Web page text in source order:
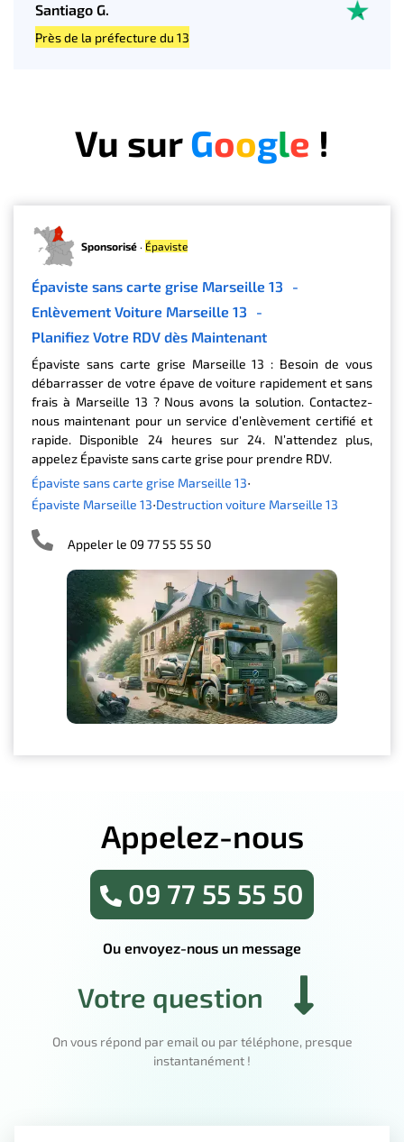
Santiago G.
Près de la préfecture du 13
Vu surGoogle !
Sponsorisé · Épaviste
Épaviste sans carte grise Marseille 13
-
Enlèvement Voiture Marseille 13
-
Planifiez Votre RDV dès Maintenant
Épaviste sans carte grise Marseille 13 : Besoin de vous
débarrasser de votre épave de voiture rapidement et sans
frais à Marseille 13 ? Nous avons la solution. Contactez-
nous maintenant pour un service d’enlèvement certifié et
rapide. Disponible 24 heures sur 24. N’attendez plus,
appelez Épaviste sans carte grise pour prendre RDV.
Épaviste sans carte grise Marseille 13
Épaviste Marseille 13
Destruction voiture Marseille 13
Appeler le 09 77 55 55 50
Appelez-nous
09 77 55 55 50
Ou envoyez-nous un message
Votre question
On vous répond par email ou par téléphone, presque
instantanément !